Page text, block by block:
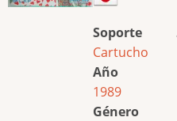
Soporte
Cartucho
Año
1989
Género